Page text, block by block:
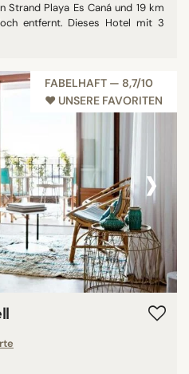
Strand Playa Es Caná und 19 km
entfernt. Dieses Hotel mit 3
FABELHAFT — 8,7/10
♥︎ UNSERE FAVORITEN
›